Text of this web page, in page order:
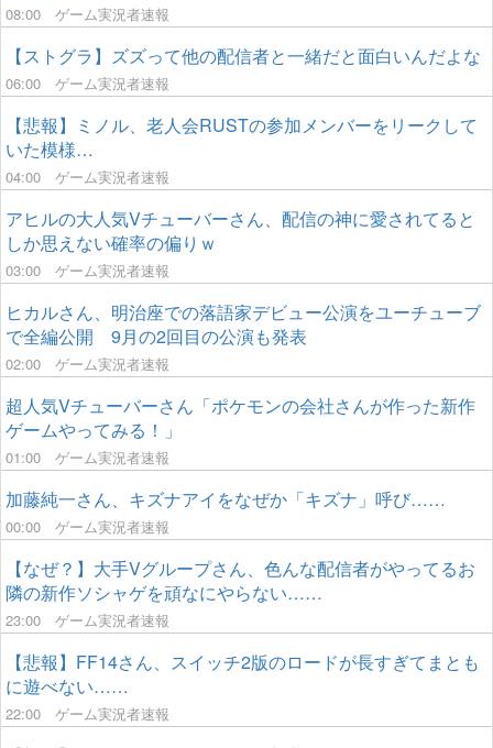
08:00 ゲーム実況者速報
【ストグラ】ズズって他の配信者と一緒だと面白いんだよな
06:00 ゲーム実況者速報
【悲報】ミノル、老人会RUSTの参加メンバーをリークして
いた模様…
04:00 ゲーム実況者速報
アヒルの大人気Vチューバーさん、配信の神に愛されてると
しか思えない確率の偏りｗ
03:00 ゲーム実況者速報
ヒカルさん、明治座での落語家デビュー公演をユーチューブ
で全編公開 9月の2回目の公演も発表
02:00 ゲーム実況者速報
超人気Vチューバーさん「ポケモンの会社さんが作った新作
ゲームやってみる！」
01:00 ゲーム実況者速報
加藤純一さん、キズナアイをなぜか「キズナ」呼び……
00:00 ゲーム実況者速報
【なぜ？】大手Vグループさん、色んな配信者がやってるお
隣の新作ソシャゲを頑なにやらない……
23:00 ゲーム実況者速報
【悲報】FF14さん、スイッチ2版のロードが長すぎてまとも
に遊べない……
22:00 ゲーム実況者速報